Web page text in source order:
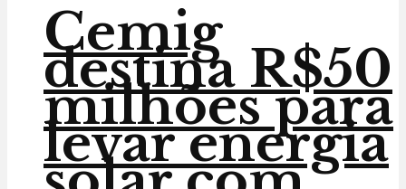
Cemig
destina R$50
milhões para
levar energia